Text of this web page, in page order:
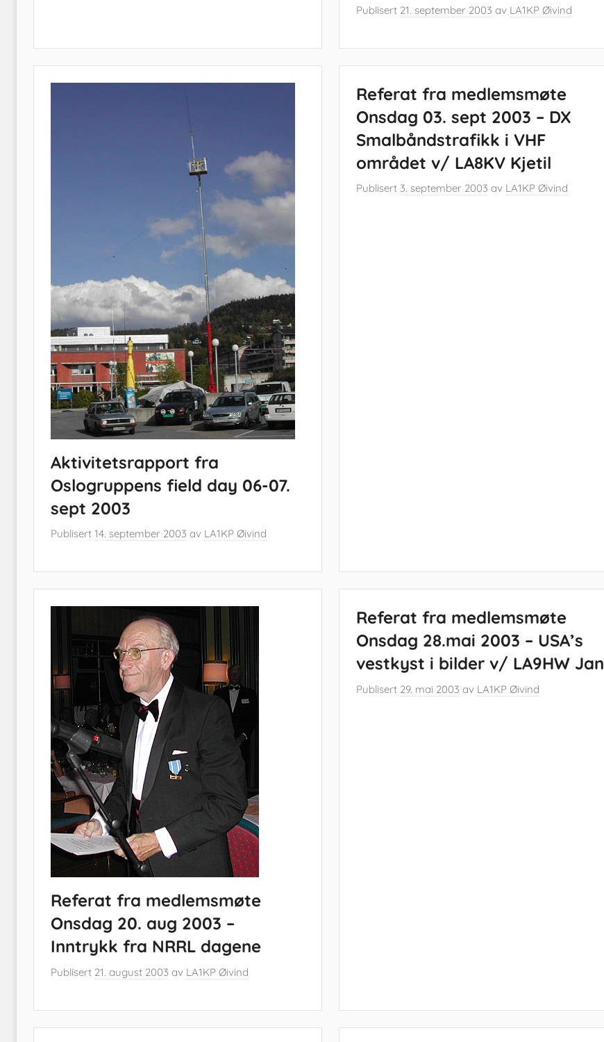
Publisert 21. september 2003 av LA1KP Øivind
Aktivitetsrapport fra
Oslogruppens field day 06-07.
sept 2003
Publisert 14. september 2003 av LA1KP Øivind
Referat fra medlemsmøte
Onsdag 03. sept 2003 – DX
Smalbåndstrafikk i VHF
området v/ LA8KV Kjetil
Publisert 3. september 2003 av LA1KP Øivind
Referat fra medlemsmøte
Onsdag 20. aug 2003 –
Inntrykk fra NRRL dagene
Publisert 21. august 2003 av LA1KP Øivind
Referat fra medlemsmøte
Onsdag 28.mai 2003 – USA’s
vestkyst i bilder v/ LA9HW Jan
Publisert 29. mai 2003 av LA1KP Øivind